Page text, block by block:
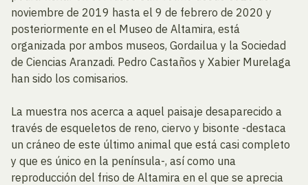
noviembre de 2019 hasta el 9 de febrero de 2020 y
posteriormente en el Museo de Altamira, está
organizada por ambos museos, Gordailua y la Sociedad
de Ciencias Aranzadi. Pedro Castaños y Xabier Murelaga
han sido los comisarios.
La muestra nos acerca a aquel paisaje desaparecido a
través de esqueletos de reno, ciervo y bisonte -destaca
un cráneo de este último animal que está casi completo
y que es único en la península-, así como una
reproducción del friso de Altamira en el que se aprecia